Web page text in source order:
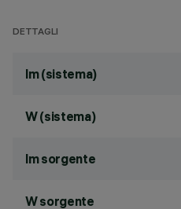
DETTAGLI
lm (sistema)
W (sistema)
lm sorgente
W sorgente